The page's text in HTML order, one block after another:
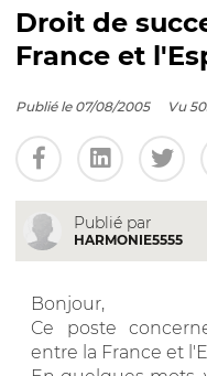
Droit de
France et
Publié le 07/08/2005 Vu
Publié par
HARMONIE5555
Bonjour,
Ce poste
entre la France et